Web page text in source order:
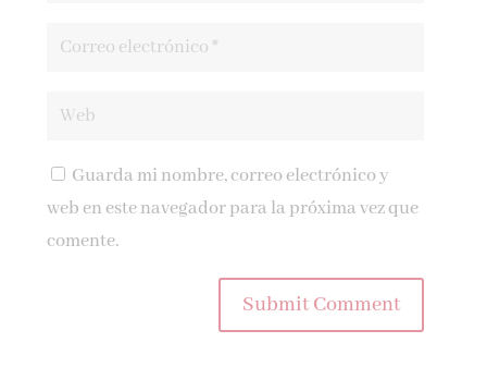
Guarda mi nombre, correo electrónico y
web en este navegador para la próxima vez que
comente.
Submit Comment